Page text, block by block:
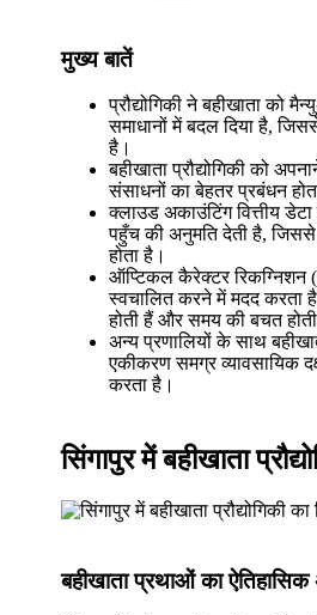
मुख्य बातें
प्रौद्योगिकी ने बहीखाता को
समाधानों में बदल दिया है,
है।
बहीखाता प्रौद्योगिकी को
संसाधनों का बेहतर प्रबंधन
क्लाउड अकाउंटिंग वित्तीय
पहुँच की अनुमति देती है, जिससे
होता है।
ऑप्टिकल कैरेक्टर रिकग्निशन
स्वचालित करने में मदद करता
होती हैं और समय की बचत
अन्य प्रणालियों के साथ
एकीकरण समग्र व्यावसायिक
करता है।
सिंगापुर में बहीखाता
बहीखाता प्रथाओं का